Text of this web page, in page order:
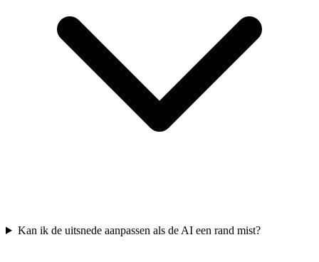
Kan ik de uitsnede aanpassen als de AI een rand mist?